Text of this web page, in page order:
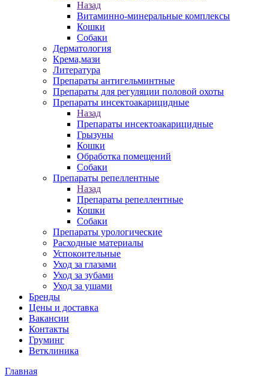
Назад
Витаминно-минеральные комплексы
Кошки
Собаки
Дерматология
Крема,мази
Литература
Препараты антигельминтные
Препараты для регуляции половой охоты
Препараты инсектоакарицидные
Назад
Препараты инсектоакарицидные
Грызуны
Кошки
Обработка помещений
Собаки
Препараты репеллентные
Назад
Препараты репеллентные
Кошки
Собаки
Препараты урологические
Расходные материалы
Успокоительные
Уход за глазами
Уход за зубами
Уход за ушами
Бренды
Цены и доставка
Вакансии
Контакты
Груминг
Ветклиника
Главная